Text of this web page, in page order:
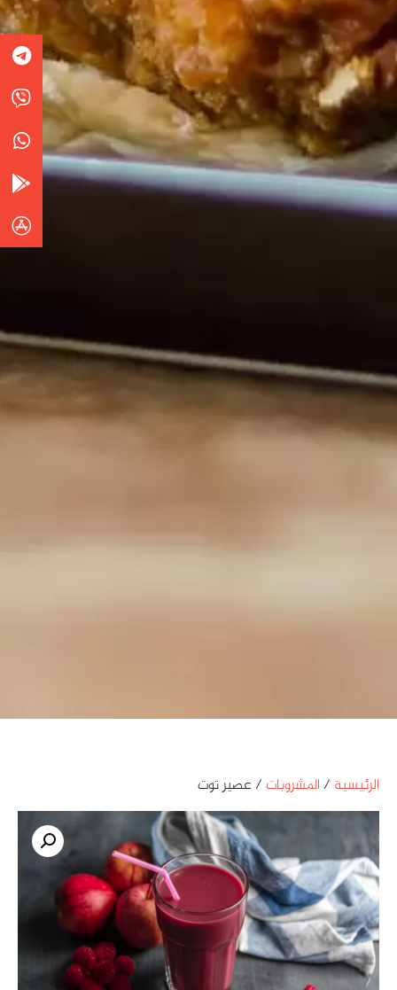
الرئيسية / المشروبات/ عصير توت